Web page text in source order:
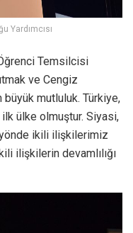
Yardımcısı
Temsilcisi
ve Cengiz
mutluluk. Türkiye,
ilk ülke olmuştur. Siyasi,
ikili ilişkilerimiz
ilişkilerin devamlılığı